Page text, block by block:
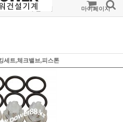
주문조회 마이페이지
세트,체크밸브,피스톤